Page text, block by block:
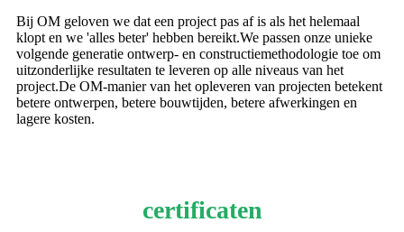
Bij OM geloven we dat een project pas af is als het helemaal
klopt en we 'alles beter' hebben bereikt.We passen onze unieke
volgende generatie ontwerp- en constructiemethodologie toe om
uitzonderlijke resultaten te leveren op alle niveaus van het
project.De OM-manier van het opleveren van projecten betekent
betere ontwerpen, betere bouwtijden, betere afwerkingen en
lagere kosten.
certificaten